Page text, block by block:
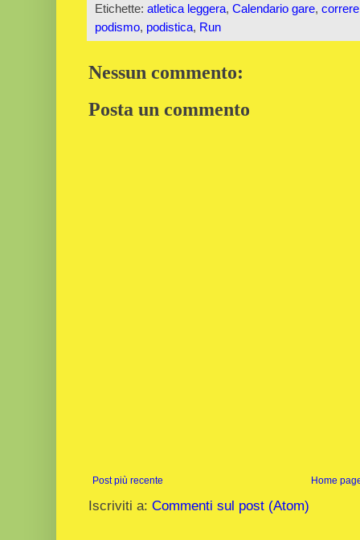
Etichette: atletica leggera, Calendario gare, correre
podismo, podistica, Run
Nessun commento:
Posta un commento
Post più recente Home
Iscriviti a: Commenti sul post (Atom)